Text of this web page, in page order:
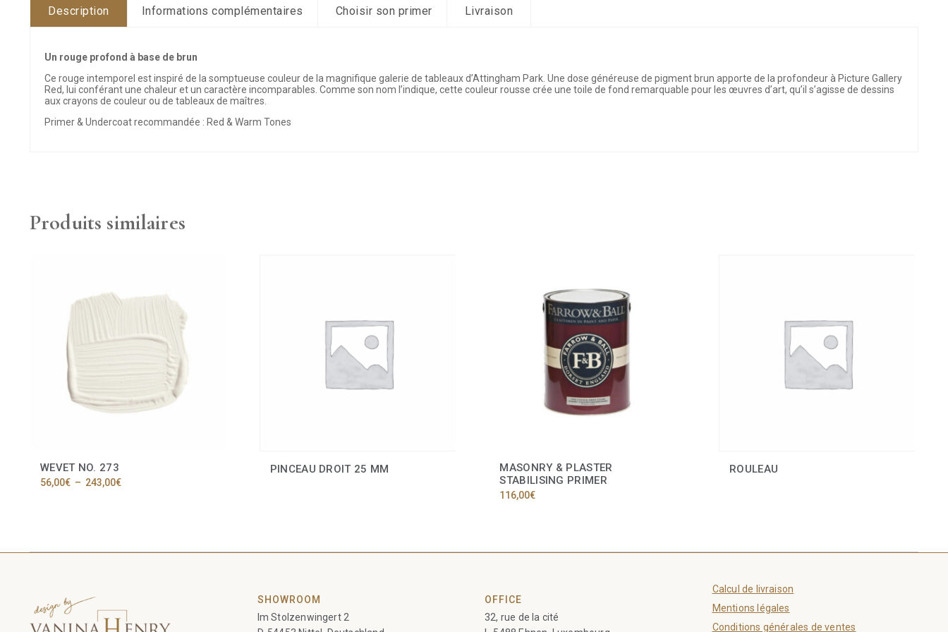
Description Informations complémentaires Choisir son primer Livraison
Un rouge profond à base de brun
Ce rouge intemporel est inspiré de la somptueuse couleur de la magnifique galerie de tableaux d’Attingham Park. Une dose généreuse de pigment brun apporte de la profondeur à Picture Gallery
Red, lui conférant une chaleur et un caractère incomparables. Comme son nom l’indique, cette couleur rousse crée une toile de fond remarquable pour les œuvres d’art, qu’il s’agisse de dessins
aux crayons de couleur ou de tableaux de maîtres.
Primer & Undercoat recommandée : Red & Warm Tones
Produits similaires
WEVET NO. 273
56,00€ – 243,00€Plage
variations.
être
choisies
PINCEAU DROIT 25 MM
MASONRY & PLASTER
STABILISING PRIMER
116,00€
ROULEAU
SHOWROOM
Im Stolzenwingert 2
OFFICE
32, rue de la cité
Calcul de livraison
Mentions légales
Conditions générales de ventes